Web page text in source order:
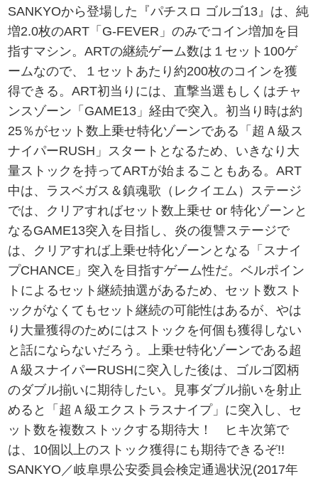
SANKYOから登場した『パチスロ ゴルゴ13』は、純
増2.0枚のART「G-FEVER」のみでコイン増加を目
指すマシン。ARTの継続ゲーム数は１セット100ゲ
ームなので、１セットあたり約200枚のコインを獲
得できる。ART初当りには、直撃当選もしくはチャ
ンスゾーン「GAME13」経由で突入。初当り時は約
25％がセット数上乗せ特化ゾーンである「超Ａ級ス
ナイパーRUSH」スタートとなるため、いきなり大
量ストックを持ってARTが始まることもある。ART
中は、ラスベガス＆鎮魂歌（レクイエム）ステージ
では、クリアすればセット数上乗せ or 特化ゾーンと
なるGAME13突入を目指し、炎の復讐ステージで
は、クリアすれば上乗せ特化ゾーンとなる「スナイ
プCHANCE」突入を目指すゲーム性だ。ベルポイン
トによるセット継続抽選があるため、セット数スト
ックがなくてもセット継続の可能性はあるが、やは
り大量獲得のためにはストックを何個も獲得しない
と話にならないだろう。上乗せ特化ゾーンである超
Ａ級スナイパーRUSHに突入した後は、ゴルゴ図柄
のダブル揃いに期待したい。見事ダブル揃いを射止
めると「超Ａ級エクストラスナイプ」に突入し、セ
ット数を複数ストックする期待大！ ヒキ次第で
は、10個以上のストック獲得にも期待できるぞ!!
SANKYO／岐阜県公安委員会検定通過状況(2017年